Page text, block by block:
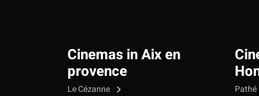
Cinemas in Aix en
provence
Le Cézanne